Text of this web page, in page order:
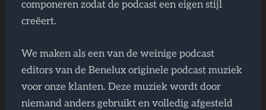
componeren zodat de podcast een eigen stijl
creëert.
We maken als een van de weinige podcast
editors van de Benelux originele podcast muziek
voor onze klanten. Deze muziek wordt door
niemand anders gebruikt en volledig afgesteld